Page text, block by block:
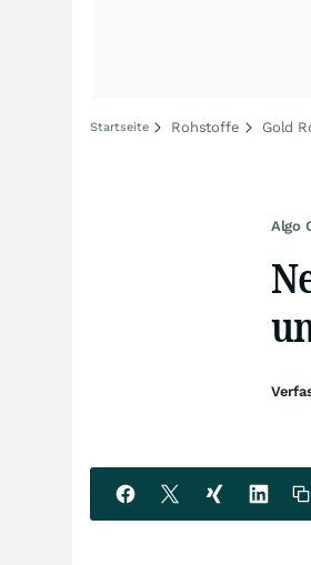
Startseite Rohstoffe Gold
Algo